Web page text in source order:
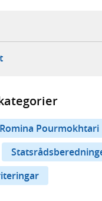
webbplats,
flik, extern
- öppnar din e-
Romina Pourmokhtari